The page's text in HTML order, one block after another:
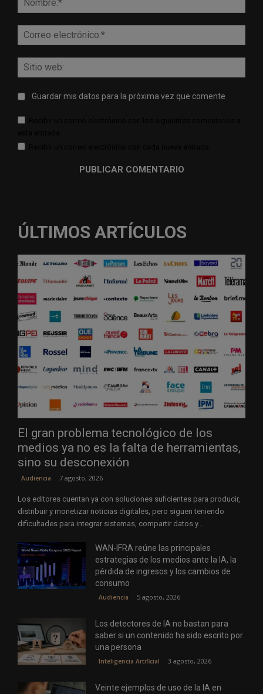
Guardar mis datos para la próxima vez que comente
ÚLTIMOS ARTÍCULOS
El gran problema tecnológico de los
medios ya no es la falta de herramientas,
sino su desconexión
Audiencia 7 agosto, 2026
Los editores cuentan ya con soluciones suficientes para producir,
distribuir y monetizar noticias digitales, pero siguen teniendo
dificultades para integrar sistemas, compartir datos y...
WAN-IFRA reúne las principales
estrategias de los medios ante la IA, la
pérdida de ingresos y los cambios de
consumo
Audiencia 5 agosto, 2026
Los detectores de IA no bastan para
saber si un contenido ha sido escrito por
una persona
Inteligencia Artificial 3 agosto, 2026
Veinte ejemplos de uso de la IA en